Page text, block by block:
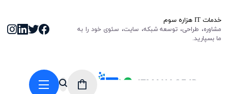
خدمات IT هزاره سوم
مشاوره، طراحی، توسعه شبکه، سایت، سئوی خود را به
ما بسپارید.